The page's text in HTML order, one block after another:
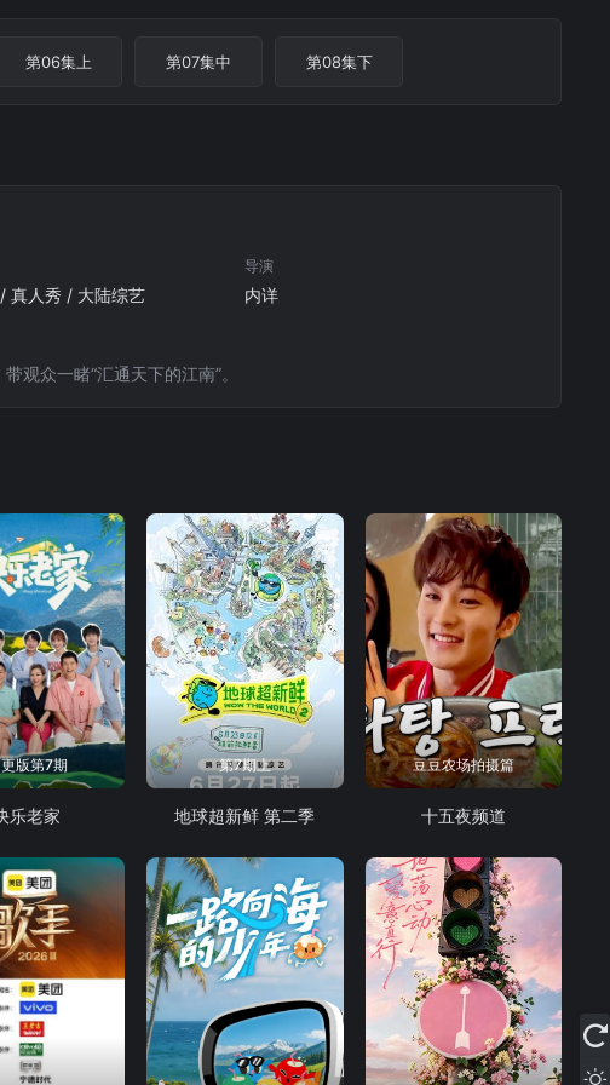
第06集上 第07集中 第08集下
真人秀 / 大陆综艺
导演
内详
观众一睹“汇通天下的江南”。
版第7期
乐老家
第7期上
地球超新鲜 第二季
豆豆农场拍摄篇
十五夜频道